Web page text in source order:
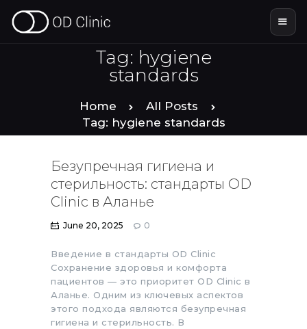
Tag: hygiene
standards
Home
All Posts
Tag: hygiene standards
ABOUT US
SERVICES
DENTAL & TOURISM
Безупречная гигиена и
стерильность: стандарты OD
Clinic в Аланье
June 20, 2025 0
Введение в стандарты OD Clinic
Сохранение здоровья и комфорта
пациентов — это приоритет OD Clinic в
Аланье. Одним из ключевых аспектов
этого подхода являются безупречная
гигиена и стерильность. В